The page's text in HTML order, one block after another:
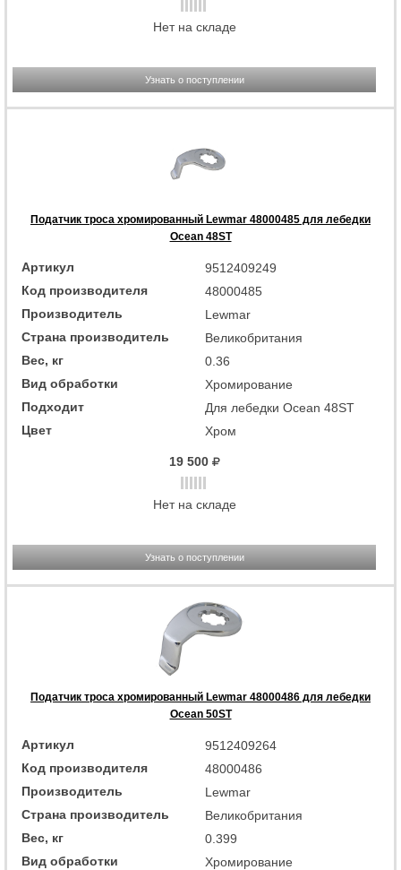
Нет на складе
Узнать о поступлении
Податчик троса хромированный Lewmar 48000485 для лебедки
Ocean 48ST
Артикул
9512409249
Код производителя
48000485
Производитель
Lewmar
Страна производитель
Великобритания
Вес, кг
0.36
Вид обработки
Хромирование
Подходит
Для лебедки Ocean 48ST
Цвет
Хром
19 500
Нет на складе
Узнать о поступлении
Податчик троса хромированный Lewmar 48000486 для лебедки
Ocean 50ST
Артикул
9512409264
Код производителя
48000486
Производитель
Lewmar
Страна производитель
Великобритания
Вес, кг
0.399
Вид обработки
Хромирование